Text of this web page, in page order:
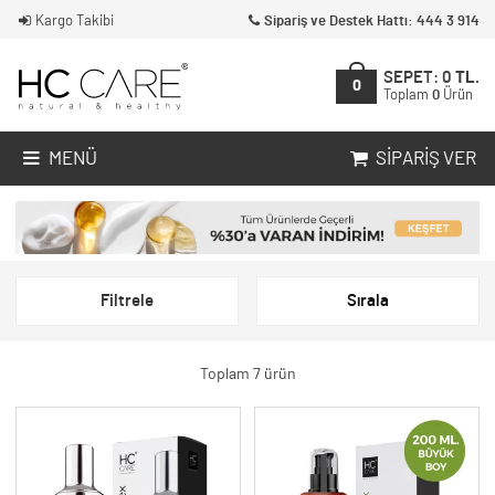
Kargo Takibi Sipariş ve Destek Hattı: 444 3 914
0
SEPET: 0 TL.
Toplam 0 Ürün
MENÜ SIPARIŞ VER
Filtrele Sırala
Toplam 7 ürün